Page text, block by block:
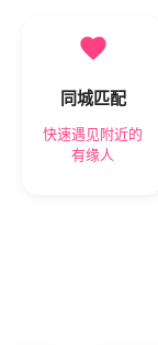
同城匹配
快速遇见附近的
有缘人